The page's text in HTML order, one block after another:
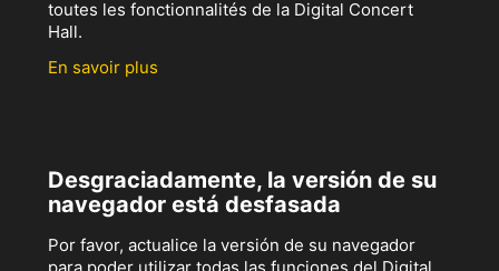
toutes les fonctionnalités de la Digital Concert
Hall.
En savoir plus
Desgraciadamente, la versión de su
navegador está desfasada
Por favor, actualice la versión de su navegador